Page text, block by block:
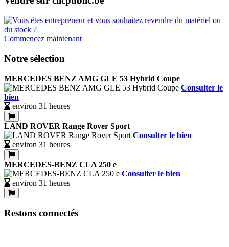
Commencez maintenant
Notre sélection
MERCEDES BENZ AMG GLE 53 Hybrid Coupe
Consulter le
bien
environ 31 heures
LAND ROVER Range Rover Sport
Consulter le bien
environ 31 heures
MERCEDES-BENZ CLA 250 e
Consulter le bien
environ 31 heures
Restons connectés